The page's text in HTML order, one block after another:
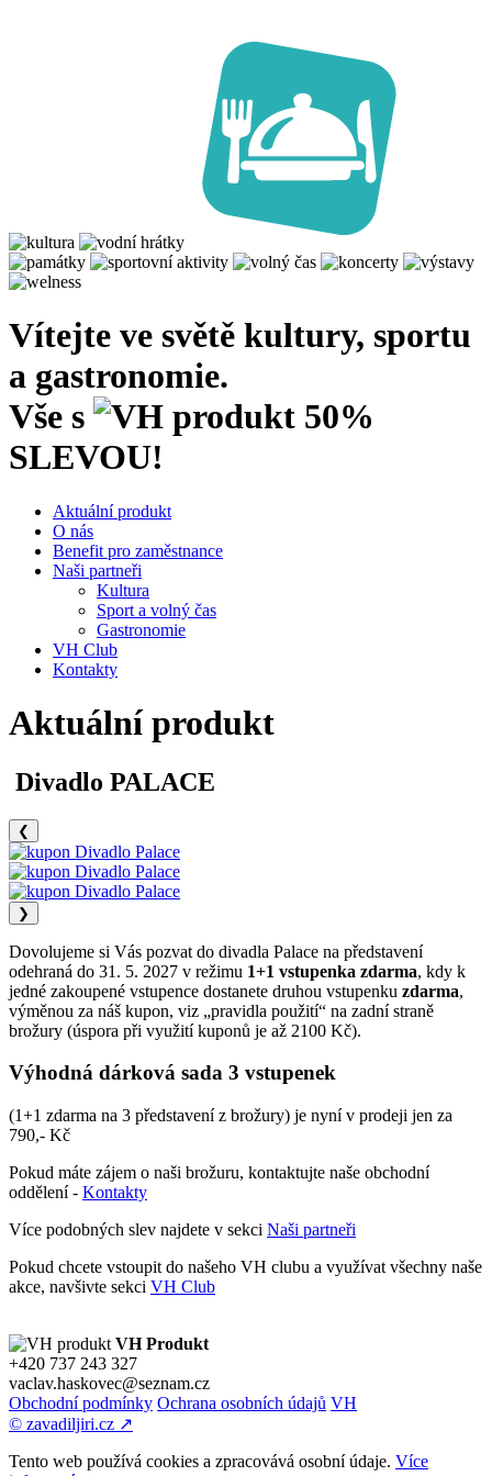
Vítejte ve světě kultury, sportu
a gastronomie.
Vše s
50%
SLEVOU!
Aktuální produkt
O nás
Benefit pro zaměstnance
Naši partneři
Kultura
Sport a volný čas
Gastronomie
VH Club
Kontakty
Aktuální produkt
Divadlo PALACE
❮
❯
Dovolujeme si Vás pozvat do divadla Palace na představení
odehraná do 31. 5. 2027 v režimu 1+1 vstupenka zdarma, kdy k
jedné zakoupené vstupence dostanete druhou vstupenku zdarma,
výměnou za náš kupon, viz „pravidla použití“ na zadní straně
brožury (úspora při využití kuponů je až 2100 Kč).
Výhodná dárková sada 3 vstupenek
(1+1 zdarma na 3 představení z brožury) je nyní v prodeji jen za
790,- Kč
Pokud máte zájem o naši brožuru, kontaktujte naše obchodní
oddělení - Kontakty
Více podobných slev najdete v sekci Naši partneři
Pokud chcete vstoupit do našeho VH clubu a využívat všechny naše
akce, navšivte sekci VH Club
VH Produkt
+420 737 243 327
vaclav.haskovec@seznam.cz
Obchodní podmínky Ochrana osobních údajů VH
© zavadiljiri.cz ↗
Tento web používá cookies a zpracovává osobní údaje. Více